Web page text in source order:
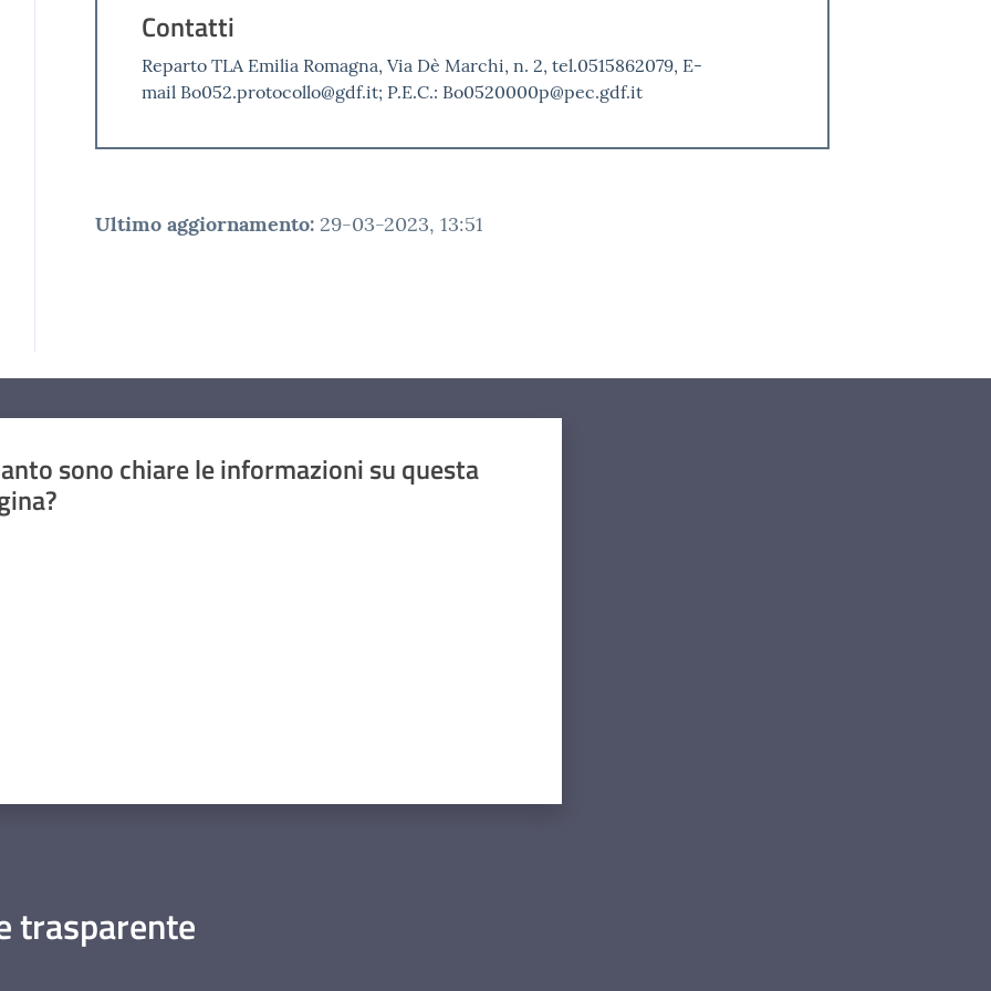
Contatti
Reparto TLA Emilia Romagna, Via Dè Marchi, n. 2, tel.0515862079, E-
mail Bo052.protocollo@gdf.it; P.E.C.: Bo0520000p@pec.gdf.it
Ultimo aggiornamento: 29-03-2023, 13:51
sono chiare le informazioni su questa
trasparente